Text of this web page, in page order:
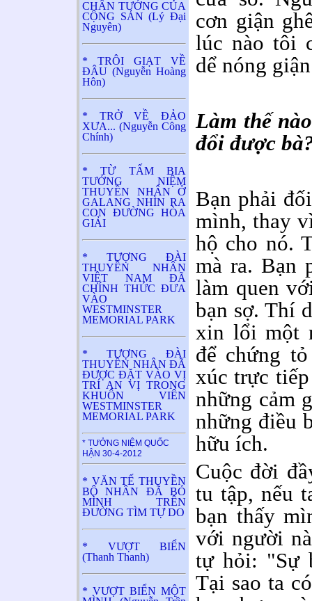
CHÂN TƯỚNG CỦA
CỘNG SẢN (Lý Đại
Nguyên)
* TRÔI GIẠT VỀ
ĐÂU (Nguyễn Hoàng
Hôn)
* TRỞ VỀ ĐẢO
XƯA... (Nguyễn Công
Chính)
* TỪ TẤM BIA
TƯỞNG NIỆM
THUYỀN NHÂN Ở
GALANG NHÌN RA
CON ĐƯỜNG HÒA
GIẢI
* TƯỢNG ĐÀI
THUYỀN NHÂN
VIỆT NAM ĐÃ
CHÍNH THỨC ĐƯA
VÀO
WESTMINSTER
MEMORIAL PARK
* TƯỢNG ĐÀI
THUYỀN NHÂN ĐÃ
ĐƯỢC ĐẶT VÀO VỊ
TRÍ AN VỊ TRONG
KHUÔN VIÊN
WESTMINSTER
MEMORIAL PARK
* TƯỞNG NIỆM QUỐC
HẬN 30-4-2012
* VĂN TẾ THUYỀN
BỘ NHÂN ĐÃ BỎ
MÌNH TRÊN
ĐƯỜNG TÌM TỰ DO
* VƯỢT BIỂN
(Thanh Thanh)
* VƯỢT BIỂN MỘT
cơn giận
lúc nào tôi
dể nóng
Làm thế
đổi được
Bạn phải
mình, thay
hộ cho nó.
mà ra. Bạn
làm quen
bạn sợ. Thí
xin lổi một
để chứng
xúc trực
những cảm
những điều
hữu ích.
Cuộc đời
tu tập, nếu
bạn thấy
với người
tự hỏi: "Sự
Tại sao ta